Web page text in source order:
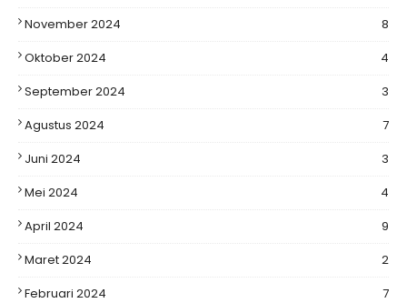
November 2024
8
Oktober 2024
4
September 2024
3
Agustus 2024
7
Juni 2024
3
Mei 2024
4
April 2024
9
Maret 2024
2
Februari 2024
7